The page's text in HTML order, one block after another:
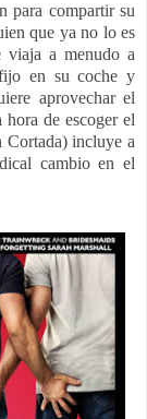
para compartir su
que ya no lo es
viaja a menudo a
en su coche y
aprovechar el
de escoger el
Cortada) incluye a
cambio en el